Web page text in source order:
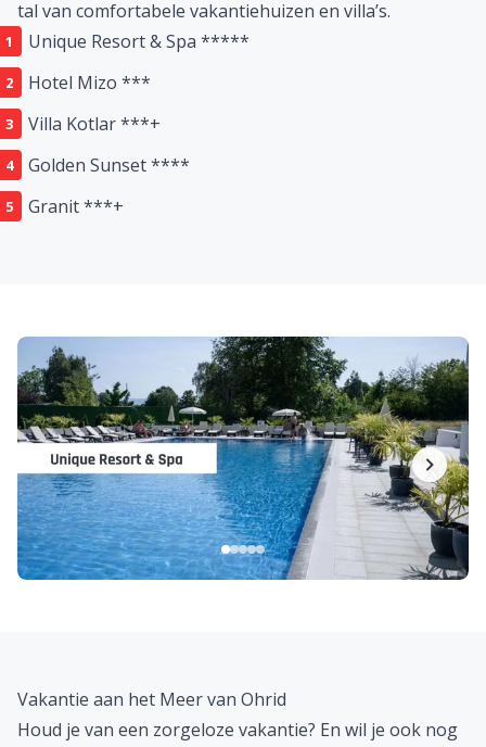
mensen kiezen ervoor om een boot of kajak te huren
en de Matkakloof te bewonderen. Onderweg spot je
diverse oude kerken en kloosters.
Top 5 beste hotels Noord-Macedonië
Qua accommodaties in Noord-Macedonië kun je alle
kanten op. Zo zijn er veel hotels, van kleinschalige
boutique hotels tot luxe all inclusive resorts. Ook zijn er
tal van comfortabele vakantiehuizen en villa’s.
Villa Kotlar ***+
Golden Sunset ****
Granit ***+